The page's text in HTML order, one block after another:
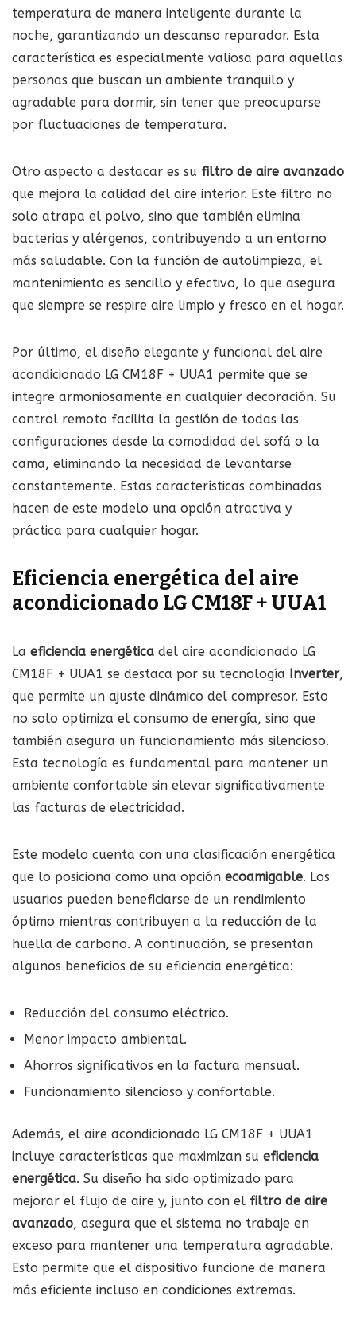
temperatura de manera inteligente durante la
noche, garantizando un descanso reparador. Esta
característica es especialmente valiosa para aquellas
personas que buscan un ambiente tranquilo y
agradable para dormir, sin tener que preocuparse
por fluctuaciones de temperatura.
Otro aspecto a destacar es su filtro de aire avanzado
que mejora la calidad del aire interior. Este filtro no
solo atrapa el polvo, sino que también elimina
bacterias y alérgenos, contribuyendo a un entorno
más saludable. Con la función de autolimpieza, el
mantenimiento es sencillo y efectivo, lo que asegura
que siempre se respire aire limpio y fresco en el hogar.
Por último, el diseño elegante y funcional del aire
acondicionado LG CM18F + UUA1 permite que se
integre armoniosamente en cualquier decoración. Su
control remoto facilita la gestión de todas las
configuraciones desde la comodidad del sofá o la
cama, eliminando la necesidad de levantarse
constantemente. Estas características combinadas
hacen de este modelo una opción atractiva y
práctica para cualquier hogar.
Eficiencia energética del aire
acondicionado LG CM18F + UUA1
La eficiencia energética del aire acondicionado LG
CM18F + UUA1 se destaca por su tecnología Inverter,
que permite un ajuste dinámico del compresor. Esto
no solo optimiza el consumo de energía, sino que
también asegura un funcionamiento más silencioso.
Esta tecnología es fundamental para mantener un
ambiente confortable sin elevar significativamente
las facturas de electricidad.
Este modelo cuenta con una clasificación energética
que lo posiciona como una opción ecoamigable. Los
usuarios pueden beneficiarse de un rendimiento
óptimo mientras contribuyen a la reducción de la
huella de carbono. A continuación, se presentan
algunos beneficios de su eficiencia energética:
Reducción del consumo eléctrico.
Menor impacto ambiental.
Ahorros significativos en la factura mensual.
Funcionamiento silencioso y confortable.
Además, el aire acondicionado LG CM18F + UUA1
incluye características que maximizan su eficiencia
energética. Su diseño ha sido optimizado para
mejorar el flujo de aire y, junto con el filtro de aire
avanzado, asegura que el sistema no trabaje en
exceso para mantener una temperatura agradable.
Esto permite que el dispositivo funcione de manera
más eficiente incluso en condiciones extremas.